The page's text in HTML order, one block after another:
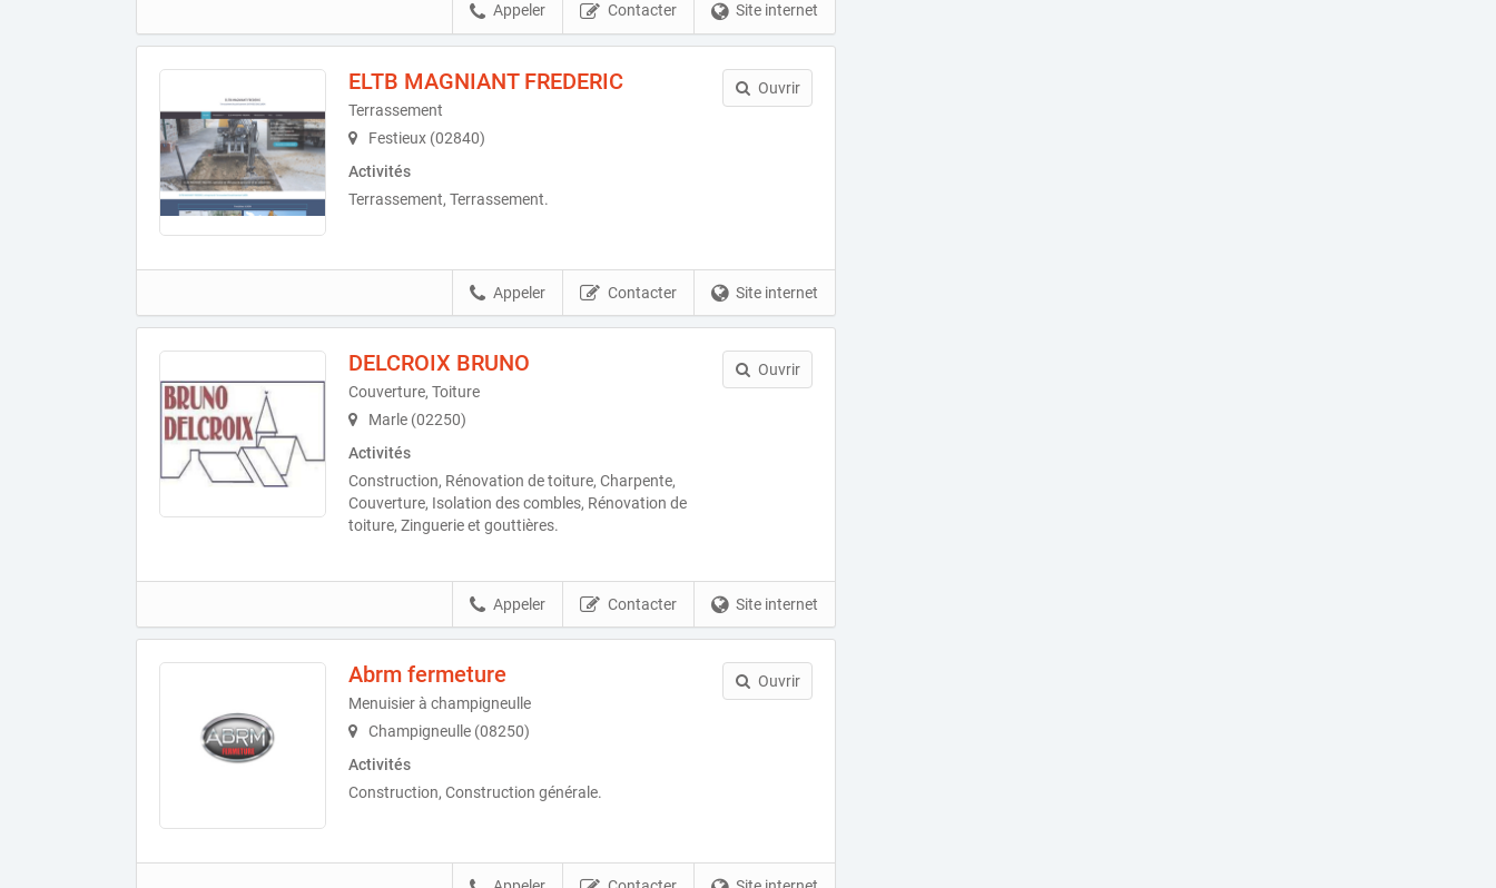
Site internet
Contacter
Appeler
ELTB MAGNIANT FREDERIC
Terrassement
Festieux (02840)
Activités
Terrassement, Terrassement.
Ouvrir
Site internet
Contacter
Appeler
DELCROIX BRUNO
Couverture, Toiture
Marle (02250)
Activités
Construction, Rénovation de toiture, Charpente,
Couverture, Isolation des combles, Rénovation de
toiture, Zinguerie et gouttières.
Ouvrir
Site internet
Contacter
Appeler
Abrm fermeture
Menuisier à champigneulle
Champigneulle (08250)
Activités
Construction, Construction générale.
Ouvrir